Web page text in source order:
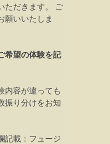
ただきます。 ご
願いいたしま
希望の体験を記
内容が違っても
振り分けをお知
記載：フュージ